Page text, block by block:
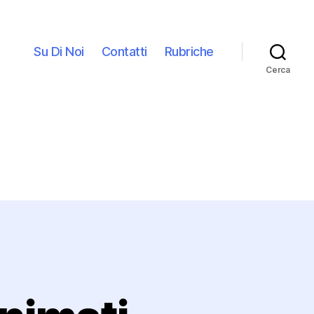
Su Di Noi Contatti Rubriche
Cerca